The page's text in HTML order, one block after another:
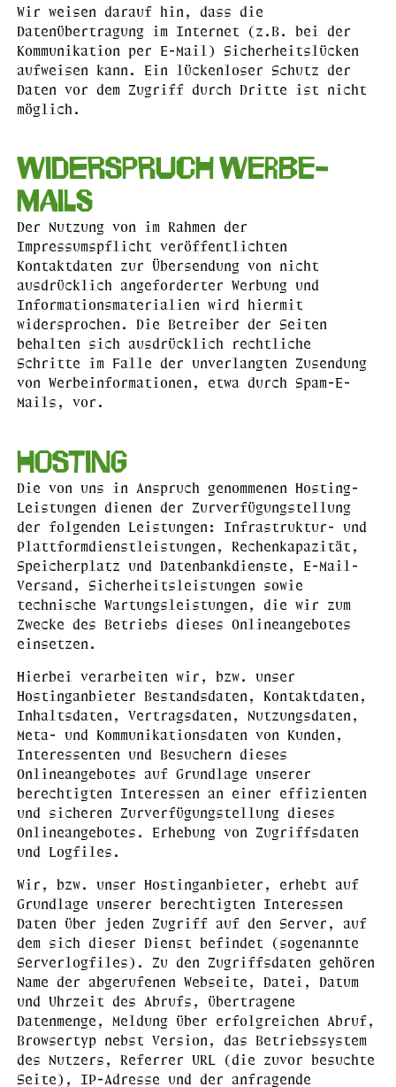
Wir weisen darauf hin, dass die
Datenübertragung im Internet (z.B. bei der
Kommunikation per E-Mail) Sicherheitslücken
aufweisen kann. Ein lückenloser Schutz der
Daten vor dem Zugriff durch Dritte ist nicht
möglich.
Widerspruch Werbe-
Mails
Der Nutzung von im Rahmen der
Impressumspflicht veröffentlichten
Kontaktdaten zur Übersendung von nicht
ausdrücklich angeforderter Werbung und
Informationsmaterialien wird hiermit
widersprochen. Die Betreiber der Seiten
behalten sich ausdrücklich rechtliche
Schritte im Falle der unverlangten Zusendung
von Werbeinformationen, etwa durch Spam-E-
Mails, vor.
Hosting
Die von uns in Anspruch genommenen Hosting-
Leistungen dienen der Zurverfügungstellung
der folgenden Leistungen: Infrastruktur- und
Plattformdienstleistungen, Rechenkapazität,
Speicherplatz und Datenbankdienste, E-Mail-
Versand, Sicherheitsleistungen sowie
technische Wartungsleistungen, die wir zum
Zwecke des Betriebs dieses Onlineangebotes
einsetzen.
Hierbei verarbeiten wir, bzw. unser
Hostinganbieter Bestandsdaten, Kontaktdaten,
Inhaltsdaten, Vertragsdaten, Nutzungsdaten,
Meta- und Kommunikationsdaten von Kunden,
Interessenten und Besuchern dieses
Onlineangebotes auf Grundlage unserer
berechtigten Interessen an einer effizienten
und sicheren Zurverfügungstellung dieses
Onlineangebotes. Erhebung von Zugriffsdaten
und Logfiles.
Wir, bzw. unser Hostinganbieter, erhebt auf
Grundlage unserer berechtigten Interessen
Daten über jeden Zugriff auf den Server, auf
dem sich dieser Dienst befindet (sogenannte
Serverlogfiles). Zu den Zugriffsdaten gehören
Name der abgerufenen Webseite, Datei, Datum
und Uhrzeit des Abrufs, übertragene
Datenmenge, Meldung über erfolgreichen Abruf,
Browsertyp nebst Version, das Betriebssystem
des Nutzers, Referrer URL (die zuvor besuchte
Seite), IP-Adresse und der anfragende